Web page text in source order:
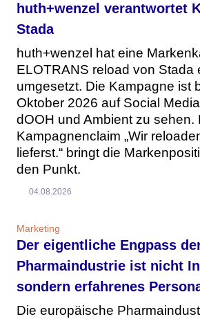
huth+wenzel verantwortet
Stada
huth+wenzel hat eine
ELOTRANS reload von Stada
umgesetzt. Die Kampagne ist
Oktober 2026 auf Social
dOOH und Ambient zu sehen.
Kampagnenclaim „Wir
lieferst.“ bringt die
den Punkt.
04.08.2026
Marketing
Der eigentliche Engpass
Pharmaindustrie ist nicht
sondern erfahrenes
Die europäische